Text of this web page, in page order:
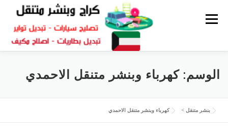
القائمة
كراج تصليح سيارات بنشر الكويت كراج متنقل
سكراب قطع غيار
الوسم:كهرباء وبنشر متنقل الاحمدي
بنشر متنقل > كهرباء وبنشر متنقل الاحمدي